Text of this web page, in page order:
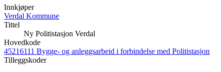
Innkjøper
Verdal Kommune
Tittel
Ny Politistasjon Verdal
Hovedkode
45216111 Bygge- og anleggsarbeid i forbindelse med Politistasjon
Tilleggskoder